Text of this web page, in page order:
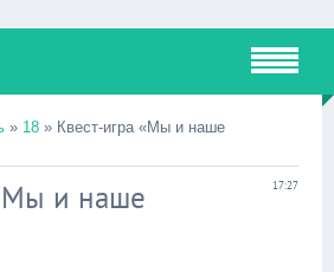
» 18 » Квест-игра «Мы и наше
17:27
и наше